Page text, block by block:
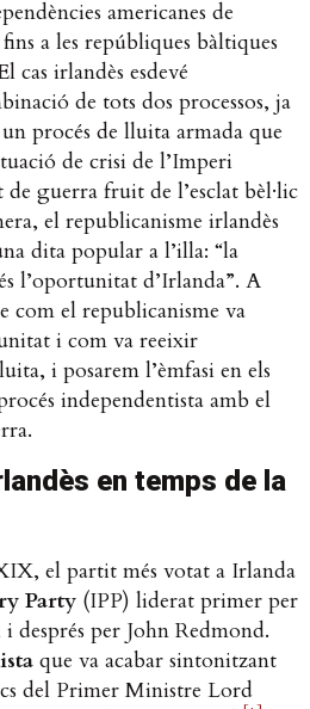
americanes de
a les repúbliques bàltiques
cas irlandès esdevé
de tots dos processos, ja
procés de lluita armada que
de crisi de l’Imperi
guerra fruit de l’esclat bèl·lic
el republicanisme irlandès
dita popular a l’illa: “la
l’oportunitat d’Irlanda”. A
com el republicanisme va
i com va reeixir
i posarem l’èmfasi en els
independentista amb el
en temps de la
el partit més votat a Irlanda
Party (IPP) liderat primer per
després per John Redmond.
que va acabar sintonitzant
del Primer Ministre Lord